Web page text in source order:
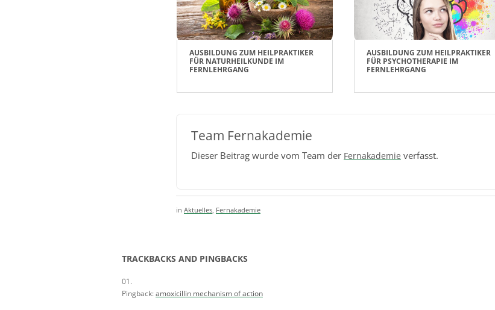
AUSBILDUNG ZUM HEILPRAKTIKER
FÜR NATURHEILKUNDE IM
FERNLEHRGANG
AUSBILDUNG ZUM HEILPRAKTIKER
FÜR PSYCHOTHERAPIE IM
FERNLEHRGANG
Team Fernakademie
Dieser Beitrag wurde vom Team der Fernakademie verfasst.
in Aktuelles Fernakademie
TRACKBACKS AND PINGBACKS
Pingback:amoxicillin mechanism of action